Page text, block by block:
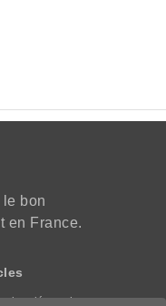
bon
en France.
des démarches